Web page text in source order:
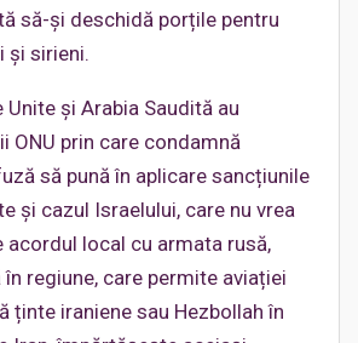
să-și deschidă porțile pentru
și sirieni.
Unite și Arabia Saudită au
ONU prin care condamnă
să pună în aplicare sancțiunile
și cazul Israelului, care nu vrea
local cu armata rusă,
regiune, care permite aviației
ținte iraniene sau Hezbollah în